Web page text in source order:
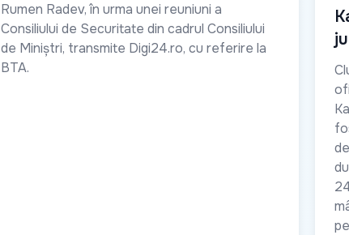
Rumen Radev, în urma unei reuniuni a
Consiliului de Securitate din cadrul Consiliului
de Miniștri, transmite Digi24.ro, cu referire la
BTA.